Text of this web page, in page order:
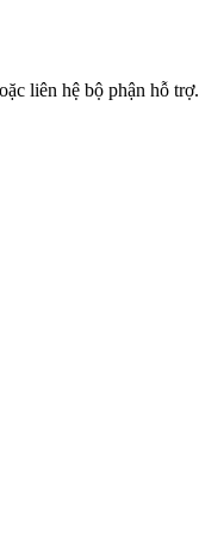
liên hệ bộ phận hỗ trợ.